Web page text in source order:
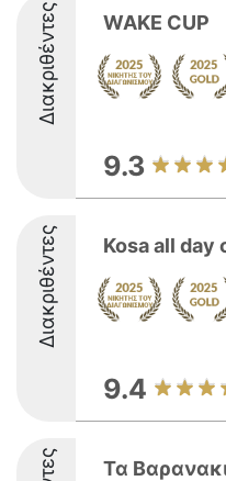
Διακριθέντες WAKE CUP
9.3
Διακριθέντες Kosa all day
9.4
Τα